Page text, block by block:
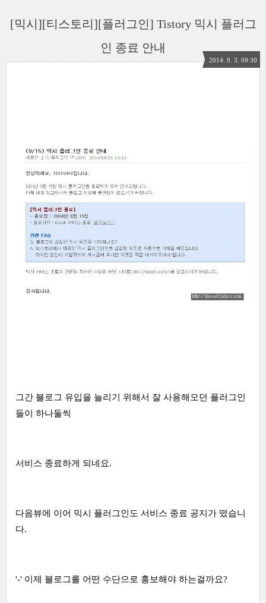
[믹시][티스토리][플러그인] Tistory 믹시 플러그
인 종료 안내
2014. 9. 3. 09:30
그간 블로그 유입을 늘리기 위해서 잘 사용해오던 플러그인
들이 하나둘씩
서비스 종료하게 되네요.
다음뷰에 이어 믹시 플러그인도 서비스 종료 공지가 떴습니
다.
'-' 이제 블로그를 어떤 수단으로 홍보해야 하는걸까요?